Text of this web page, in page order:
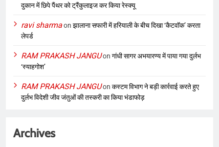
दुकान में छिपे पैंथर को ट्रैंकुलाइज कर किया रेस्क्यू
ravi sharmaon झालाना सफारी में हरियाली के बीच दिखा ‘कैटवॉक’ करता
लेपर्ड
RAM PRAKASH JANGUon गांधी सागर अभयारण्य में पाया गया दुर्लभ
‘स्याहगोश’
RAM PRAKASH JANGUon कस्टम विभाग ने बड़ी कार्रवाई करते हुए
दुर्लभ विदेशी जीव जंतुओं की तस्करी का किया भंडाफोड़
Archives